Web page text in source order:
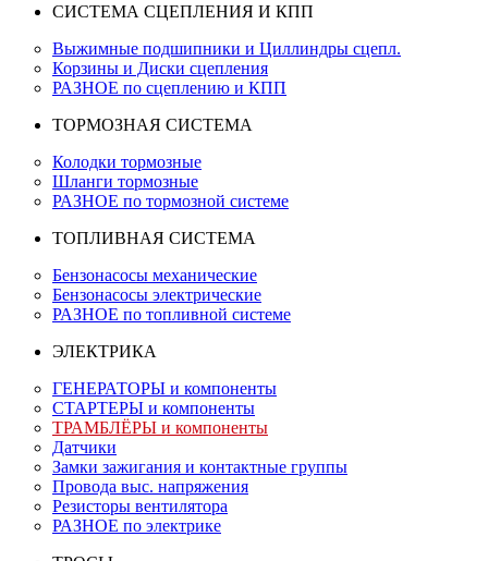
СИСТЕМА СЦЕПЛЕНИЯ И КПП
Выжимные подшипники и Циллиндры сцепл.
Корзины и Диски сцепления
РАЗНОЕ по сцеплению и КПП
ТОРМОЗНАЯ СИСТЕМА
Колодки тормозные
Шланги тормозные
РАЗНОЕ по тормозной системе
ТОПЛИВНАЯ СИСТЕМА
Бензонасосы механические
Бензонасосы электрические
РАЗНОЕ по топливной системе
ЭЛЕКТРИКА
ГЕНЕРАТОРЫ и компоненты
СТАРТЕРЫ и компоненты
ТРАМБЛЁРЫ и компоненты
Датчики
Замки зажигания и контактные группы
Провода выс. напряжения
Резисторы вентилятора
РАЗНОЕ по электрике